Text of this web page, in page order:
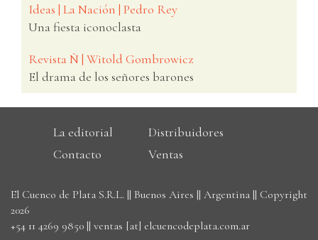
Ideas | La Nación | Pedro Rey
Una fiesta iconoclasta
Revista Ñ | Witold Gombrowicz
El drama de los señores barones
La editorial
Distribuidores
Contacto
Ventas
El Cuenco de Plata S.R.L. || Buenos Aires || Argentina || Copyright
2026
+54 11 4269 9850 || ventas [at] elcuencodeplata.com.ar